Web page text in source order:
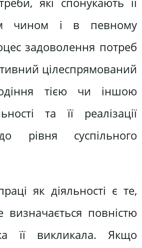
чином і в певному
задоволення потреб
цілеспрямований
тією чи іншою
та її реалізації
рівня суспільного
як діяльності є те,
визначається повністю
її викликала. Якщо